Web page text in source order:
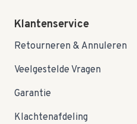
Klantenservice
Retourneren & Annuleren
Veelgestelde Vragen
Garantie
Klachtenafdeling